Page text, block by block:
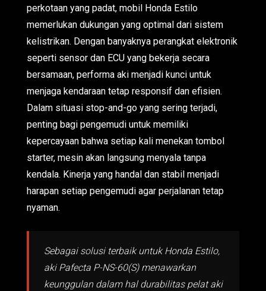
perkotaan yang padat, mobil Honda Estilo
memerlukan dukungan yang optimal dari sistem
kelistrikan. Dengan banyaknya perangkat elektronik
seperti sensor dan ECU yang bekerja secara
bersamaan, performa aki menjadi kunci untuk
menjaga kendaraan tetap responsif dan efisien.
Dalam situasi stop-and-go yang sering terjadi,
penting bagi pengemudi untuk memiliki
kepercayaan bahwa setiap kali menekan tombol
starter, mesin akan langsung menyala tanpa
kendala. Kinerja yang handal dan stabil menjadi
harapan setiap pengemudi agar perjalanan tetap
nyaman.
Sebagai solusi terbaik untuk Honda Estilo,
aki Pafecta P-NS-60(S) menawarkan
keunggulan dalam hal durabilitas pelat aki